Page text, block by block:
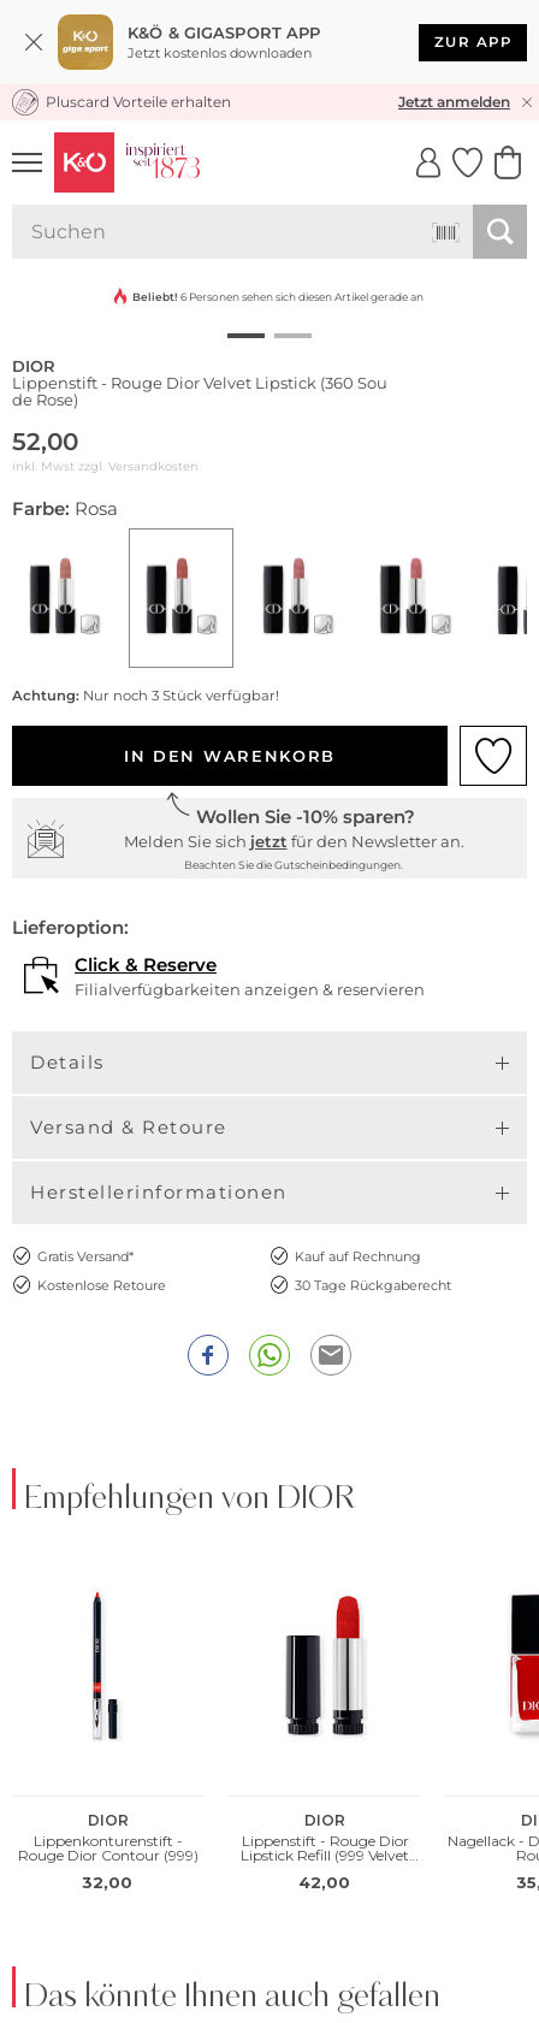
K&Ö & GIGASPORT APP
Jetzt kostenlos downloaden
ZUR APP
KOSTENLOSER VERSAND* & RÜCKVERSAND
Pluscard Vorteile erhalten Jetzt anmelden
UNSERE APP
CLICK &
Beliebt! 6 Personen sehen sich diesen Artikel gerade an
DIOR
Lippenstift - Rouge Dior Velvet Lipstick (360 Sou
de Rose)
52,00
inkl. Mwst zzgl. Versandkosten
Farbe: Rosa
Achtung: Nur noch 3 Stück verfügbar!
IN DEN WARENKORB
Wollen Sie -10% sparen?
Melden Sie sich jetzt für den Newsletter an.
Beachten Sie die Gutscheinbedingungen.
Lieferoption:
Click & Reserve
Filialverfügbarkeiten anzeigen & reservieren
Details
Versand & Retoure
Herstellerinformationen
Gratis Versand*
Kauf auf Rechnung
Kostenlose Retoure
30 Tage Rückgaberecht
Empfehlungen von DIOR
Das könnte Ihnen auch gefallen